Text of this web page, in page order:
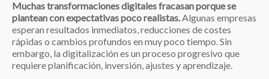
Muchas transformaciones digitales fracasan porque se
plantean con expectativas poco realistas.Algunas empresas
esperan resultados inmediatos, reducciones de costes
rápidas o cambios profundos en muy poco tiempo. Sin
embargo, la digitalización es un proceso progresivo que
requiere planificación, inversión, ajustes y aprendizaje.